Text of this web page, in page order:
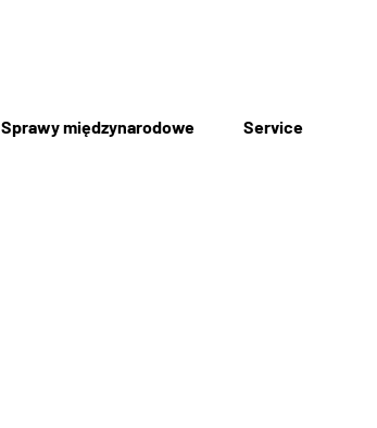
Sprawy międzynarodowe Service